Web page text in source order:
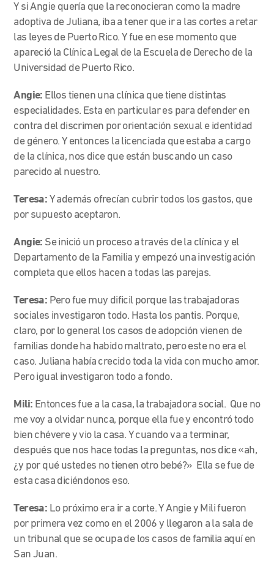
Y si Angie quería que la reconocieran como la madre
adoptiva de Juliana, iba a tener que ir a las cortes a retar
las leyes de Puerto Rico. Y fue en ese momento que
apareció la Clínica Legal de la Escuela de Derecho de la
Universidad de Puerto Rico.
Angie: Ellos tienen una clínica que tiene distintas
especialidades. Esta en particular es para defender en
contra del discrimen por orientación sexual e identidad
de género. Y entonces la licenciada que estaba a cargo
de la clínica, nos dice que están buscando un caso
parecido al nuestro.
Teresa: Y además ofrecían cubrir todos los gastos, que
por supuesto aceptaron.
Angie: Se inició un proceso a través de la clínica y el
Departamento de la Familia y empezó una investigación
completa que ellos hacen a todas las parejas.
Teresa: Pero fue muy dificil porque las trabajadoras
sociales investigaron todo. Hasta los pantis. Porque,
claro, por lo general los casos de adopción vienen de
familias donde ha habido maltrato, pero este no era el
caso. Juliana había crecido toda la vida con mucho amor.
Pero igual investigaron todo a fondo.
Mili: Entonces fue a la casa, la trabajadora social. Que no
me voy a olvidar nunca, porque ella fue y encontró todo
bien chévere y vio la casa. Y cuando va a terminar,
después que nos hace todas la preguntas, nos dice «ah,
¿y por qué ustedes no tienen otro bebé?» Ella se fue de
esta casa diciéndonos eso.
Teresa: Lo próximo era ir a corte. Y Angie y Mili fueron
por primera vez como en el 2006 y llegaron a la sala de
un tribunal que se ocupa de los casos de familia aquí en
San Juan.